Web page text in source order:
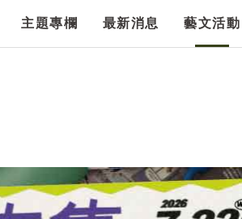
主題專欄 最新消息 藝文活動